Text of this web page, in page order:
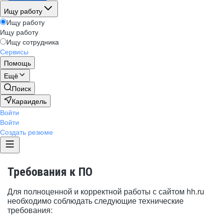
Ищу работу
Ищу работу
Ищу работу
Ищу сотрудника
Сервисы
Помощь
Ещё
Поиск
Караидель
Войти
Войти
Создать резюме
Требования к ПО
Для полноценной и корректной работы с сайтом hh.ru
необходимо соблюдать следующие технические
требования: